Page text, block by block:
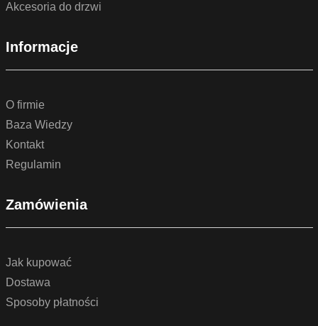
Akcesoria do drzwi
Informacje
O firmie
Baza Wiedzy
Kontakt
Regulamin
Zamówienia
Jak kupować
Dostawa
Sposoby płatności